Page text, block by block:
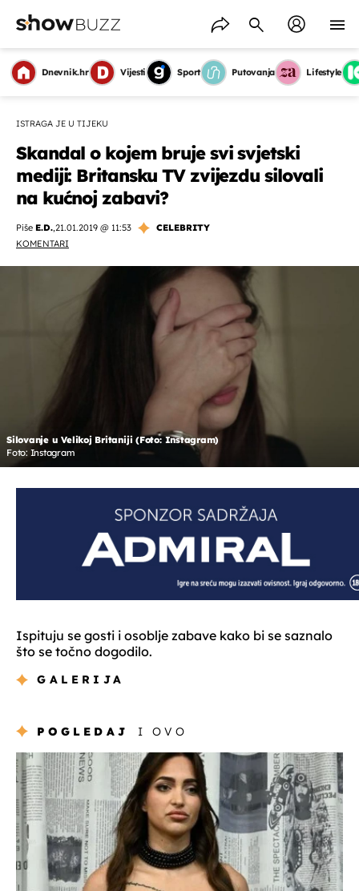
Dnevnik.hr Vijesti Sport Putovanja Lifestyle
ISTRAGA JE U TIJEKU
Skandal o kojem bruje svi svjetski
mediji: Britansku TV zvijezdu silovali
na kućnoj zabavi?
Piše E.D.,21.01.2019 @ 11:53
CELEBRITY
KOMENTARI
Silovanje u Velikoj Britaniji (Foto: Instagram)
Foto: Instagram
Ispituju se gosti i osoblje zabave kako bi se saznalo
što se točno dogodilo.
GALERIJA
POGLEDAJ I OVO
OMOGUĆI OBAVIJESTI